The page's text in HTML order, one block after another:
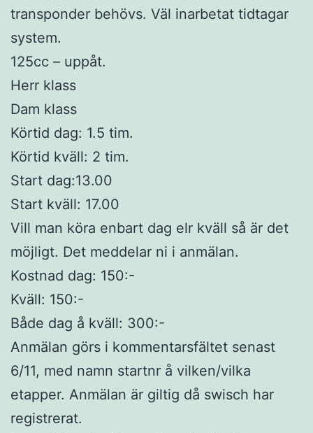
transponder behövs. Väl inarbetat tidtagar
system.
125cc – uppåt.
Herr klass
Dam klass
Körtid dag: 1.5 tim.
Körtid kväll: 2 tim.
Start dag:13.00
Start kväll: 17.00
Vill man köra enbart dag elr kväll så är det
möjligt. Det meddelar ni i anmälan.
Kostnad dag: 150:-
Kväll: 150:-
Både dag å kväll: 300:-
Anmälan görs i kommentarsfältet senast
6/11, med namn startnr å vilken/vilka
etapper. Anmälan är giltig då swisch har
registrerat.